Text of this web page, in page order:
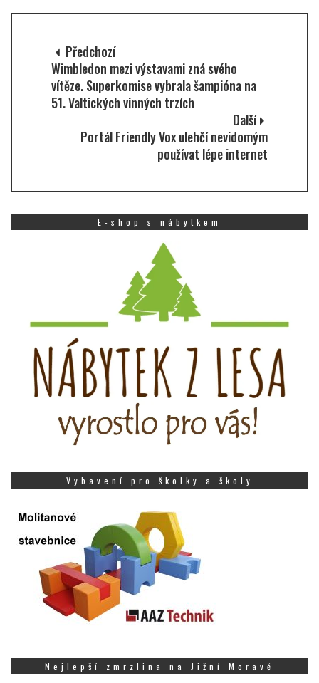
Předchozí
Wimbledon mezi výstavami zná svého
vítěze. Superkomise vybrala šampióna na
51. Valtických vinných trzích
Další
Portál Friendly Vox ulehčí nevidomým
používat lépe internet
E-shop s nábytkem
Vybavení pro školky a školy
Nejlepší zmrzlina na Jižní Moravě